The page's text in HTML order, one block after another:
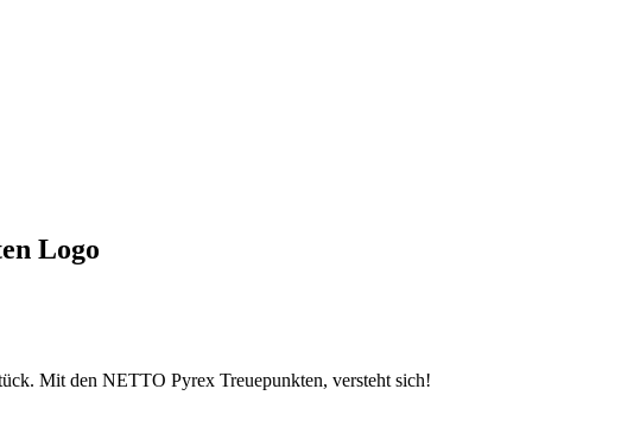
Logo
Mit den NETTO Pyrex Treuepunkten, versteht sich!